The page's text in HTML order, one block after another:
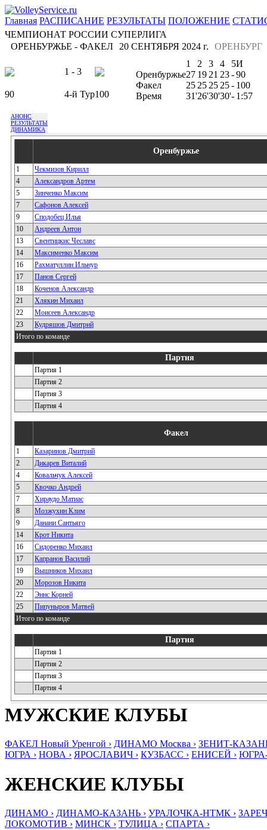
Главная РАСПИСАНИЕ РЕЗУЛЬТАТЫ ПОЛОЖЕНИЕ
ЧЕМПИОНАТ РОССИИ СУПЕРЛИГА
ОРЕНБУРЖЬЕ - ФАКЕЛ
ОРЕНБУРГ
20 СЕНТЯБРЯ 2024 г.
1 - 3
90 4-й Тур100
1 2 3 4 5И
Оренбуржье27 19 21 23-90
Факел
25 25 25 25- 100
Время
31'26'30'30'- 1:57
АНОНС
РЕЗУЛЬТАТЫ
ДИНАМИКА
Оренбуржье
1
Чекмизов Кирилл
4
Александров Артем
5
Зинченко Максим
7
Сафонов Алексей
9
Сподобец Илья
10
Андреев Антон
13
Свентицкис Чеславс
14
Максименко Максим
16
Рахматуллин Ильнур
17
Панов Сергей
18
Коченов Александр
21
Хлякин Михаил
22
Моисеев Александр
23
Кудряшов Дмитрий
Итого по команде
Партия
Партия 1
Партия 2
Партия 3
Партия 4
Факел
1
Казаринов Дмитрий
2
Дикарев Виталий
4
Ковальчук Алексей
5
Квочко Андрей
7
Хираудо Матиас
8
Мозжухин Клим
9
Данани Сантьяго
14
Крот Никита
16
Сидоренко Михаил
17
Капранов Василий
19
Вышников Михаил
20
Морозов Никита
22
Эннс Корней
25
Пипуныров Матвей
Итого по команде
Партия
Партия 1
Партия 2
Партия 3
Партия 4
МУЖСКИЕ КЛУБЫ
ФАКЕЛ Новый Уренгой › ДИНАМО Москва › ЗЕНИТ-
ЮГРА › НОВА › ЯРОСЛАВИЧ › КУЗБАСС › ЕНИСЕЙ ›
ЖЕНСКИЕ КЛУБЫ
ДИНАМО › ДИНАМО-КАЗАНЬ › УРАЛОЧКА-НТМК ›
ЛОКОМОТИВ › МИНСК › ТУЛИЦА › СПАРТА ›